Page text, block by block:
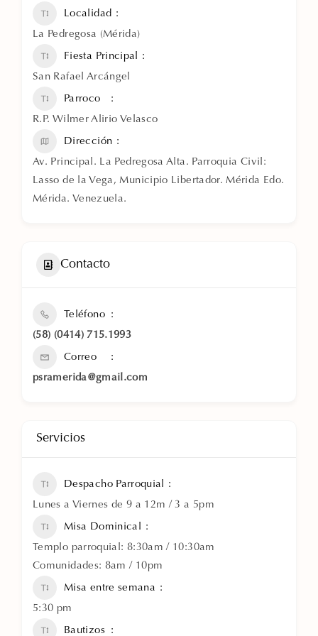
Localidad
La Pedregosa (Mérida)
Fiesta Principal
San Rafael Arcángel
Parroco
R.P. Wilmer Alirio Velasco
Dirección
Av. Principal. La Pedregosa Alta. Parroquia Civil:
Lasso de la Vega, Municipio Libertador. Mérida Edo.
Mérida. Venezuela.
Contacto
Teléfono
(58) (0414) 715.1993
Correo
psramerida@gmail.com
Servicios
Despacho Parroquial
Lunes a Viernes de 9 a 12m / 3 a 5pm
Misa Dominical
Templo parroquial: 8:30am / 10:30am
Comunidades: 8am / 10pm
Misa entre semana
5:30 pm
Bautizos